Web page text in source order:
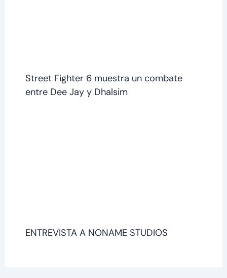
Street Fighter 6 muestra un combate
entre Dee Jay y Dhalsim
ENTREVISTA A NONAME STUDIOS